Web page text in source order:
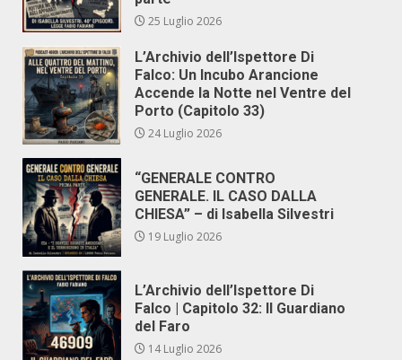
25 Luglio 2026
L’Archivio dell’Ispettore Di
Falco: Un Incubo Arancione
Accende la Notte nel Ventre del
Porto (Capitolo 33)
24 Luglio 2026
“GENERALE CONTRO
GENERALE. IL CASO DALLA
CHIESA” – di Isabella Silvestri
19 Luglio 2026
L’Archivio dell’Ispettore Di
Falco | Capitolo 32: Il Guardiano
del Faro
14 Luglio 2026